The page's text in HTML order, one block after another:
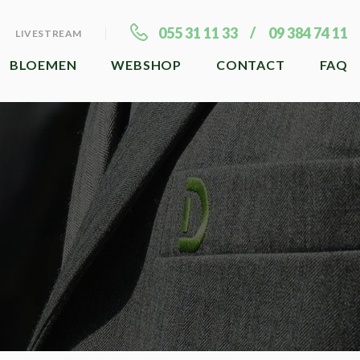
LIVESTREAM 055 31 11 33 09 384 74 11
BLOEMEN WEBSHOP CONTACT FAQ